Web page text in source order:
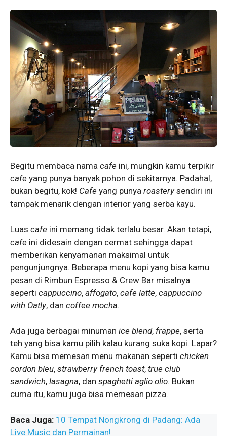
Begitu membaca nama cafe ini, mungkin kamu terpikir
cafe yang punya banyak pohon di sekitarnya. Padahal,
bukan begitu, kok! Cafe yang punya roastery sendiri ini
tampak menarik dengan interior yang serba kayu.
Luas cafe ini memang tidak terlalu besar. Akan tetapi,
cafe ini didesain dengan cermat sehingga dapat
memberikan kenyamanan maksimal untuk
pengunjungnya. Beberapa menu kopi yang bisa kamu
pesan di Rimbun Espresso & Crew Bar misalnya
seperti cappuccino, affogato, cafe latte, cappuccino
with Oatly, dan coffee mocha.
Ada juga berbagai minuman ice blend, frappe, serta
teh yang bisa kamu pilih kalau kurang suka kopi. Lapar?
Kamu bisa memesan menu makanan seperti chicken
cordon bleu, strawberry french toast, true club
sandwich, lasagna, dan spaghetti aglio olio. Bukan
cuma itu, kamu juga bisa memesan pizza.
Baca Juga: 10 Tempat Nongkrong di Padang: Ada
Live Music dan Permainan!